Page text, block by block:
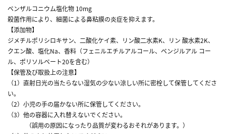
ベンザルコニウム塩化物 10mg
殺菌作用により、細菌による鼻粘膜の炎症を抑えます。
【添加物】
ジメチルポリシロキサン、二酸化ケイ素、リン酸二水素K、リン 酸水素2K、
クエン酸、塩化Na、香料（フェニルエチルアルコール、ベンジルアル コー
ル、ポリソルベート20を含む）
【保管及び取扱上の注意】
（1）直射日光の当たらない湿気の少ない涼しい所に密栓して保管してくださ
い。
（2）小児の手の届かない所に保管してください。
（3）他の容器に入れ替えないでください。
（誤用の原因になったり品質が変わるおそれがあります。）